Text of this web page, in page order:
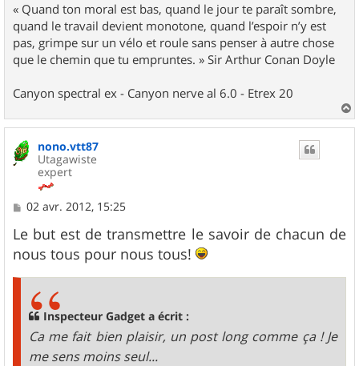
« Quand ton moral est bas, quand le jour te paraît sombre,
quand le travail devient monotone, quand l’espoir n’y est
pas, grimpe sur un vélo et roule sans penser à autre chose
que le chemin que tu empruntes. » Sir Arthur Conan Doyle
Canyon spectral ex - Canyon nerve al 6.0 - Etrex 20
a
nono.vtt87
Utagawiste
expert
M
s
s
a
e
02 avr. 2012, 15:25
Le but est de transmettre le savoir de chacun de
nous tous pour nous tous!
Inspecteur Gadget a écrit :
Ca me fait bien plaisir, un post long comme ça ! Je
me sens moins seul...